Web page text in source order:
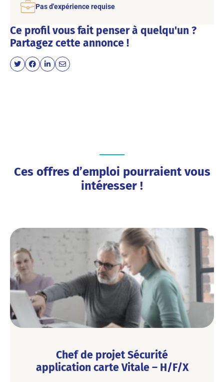
Pas d'expérience requise
Ce profil vous fait penser à quelqu'un ?
Partagez cette annonce !
Ces offres d’emploi pourraient vous
intéresser !
Chef de projet Sécurité
application carte Vitale – H/F/X